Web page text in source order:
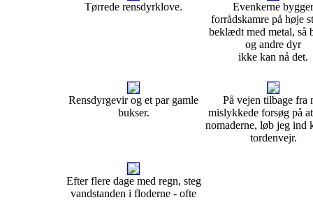
Tørrede rensdyrklove.
Evenkerne bygger
forrådskamre på høje
beklædt med metal, så
og andre dyr
ikke kan nå det.
Rensdyrgevir og et par gamle
bukser.
På vejen tilbage fra
mislykkede forsøg på
nomaderne, løb jeg ind
tordenvejr.
Efter flere dage med regn, steg
vandstanden i floderne - ofte